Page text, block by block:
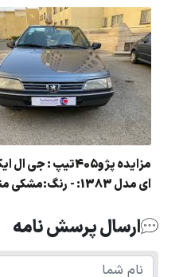
مزایده پژو405تیپ : جی
ای مدل 1383: - رنگ:مشکی متالیک
ارسال پرسش نامه